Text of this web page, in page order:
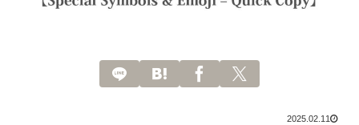
2025.02.11